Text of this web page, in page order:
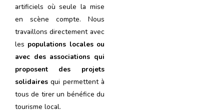
artificiels où seule la mise
en scène compte. Nous
travaillons directement avec
les populations locales ou
avec des associations qui
proposent des projets
solidaires qui permettent à
tous de tirer un bénéfice du
tourisme local.